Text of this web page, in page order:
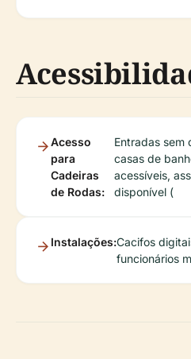
Acesso
para
Cadeiras
de Rodas:
Entradas sem
casas de
acessíveis,
disponível (
Instalações:Cacifos
funcionários